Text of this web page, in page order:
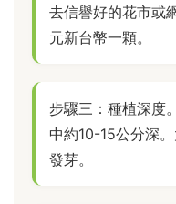
去信譽好的花市或
元新台幣一顆。
步驟三：種植深度
中約10-15公分深
發芽。